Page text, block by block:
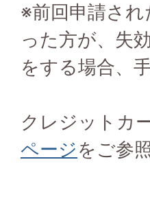
※前回申請さ
った方が、失
をする場合、
クレジットカ
ページをご参